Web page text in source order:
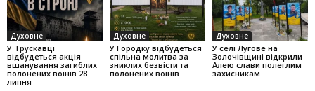
Духовне
У Трускавці
відбудеться акція
вшанування загиблих
полонених воїнів 28
липня
Духовне
У Городку відбудеться
спільна молитва за
зниклих безвісти та
полонених воїнів
Духовне
У селі Лугове на
Золочівщині відкрили
Алею слави полеглим
захисникам